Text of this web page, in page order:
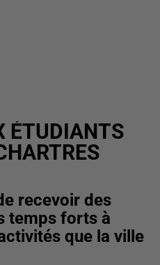
ÉTUDIANTS
recevoir des
temps forts à
que la ville